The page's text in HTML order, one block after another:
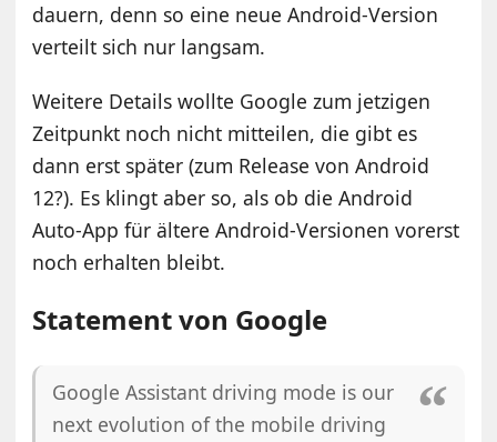
dauern, denn so eine neue Android-Version
verteilt sich nur langsam.
Weitere Details wollte Google zum jetzigen
Zeitpunkt noch nicht mitteilen, die gibt es
dann erst später (zum Release von Android
12?). Es klingt aber so, als ob die Android
Auto-App für ältere Android-Versionen vorerst
noch erhalten bleibt.
Statement von Google
Google Assistant driving mode is our
next evolution of the mobile driving